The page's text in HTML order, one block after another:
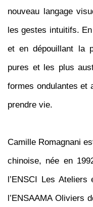
nouveau langage
les gestes intuitifs.
et en dépouillant la
pures et les plus
formes ondulantes et
prendre vie.
Camille Romagnani
chinoise, née en
l’ENSCI Les
l’ENSAAMA Oliviers